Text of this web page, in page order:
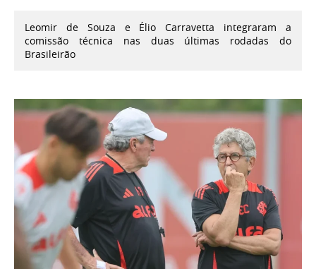
Leomir de Souza e Élio Carravetta integraram a
comissão técnica nas duas últimas rodadas do
Brasileirão